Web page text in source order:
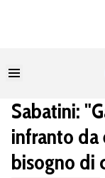
Sabatini:
infranto da
bisogno di